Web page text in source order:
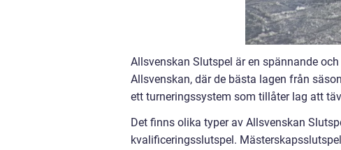
Allsvenskan Slutspel är en spännande
Allsvenskan, där de bästa lagen från
ett turneringssystem som tillåter lag att
Det finns olika typer av Allsvenskan
kvalificeringsslutspel.